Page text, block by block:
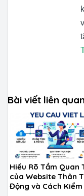
Bài viết liên
Hiểu Rõ Tầm Quan
của Website Thân
Động và Cách